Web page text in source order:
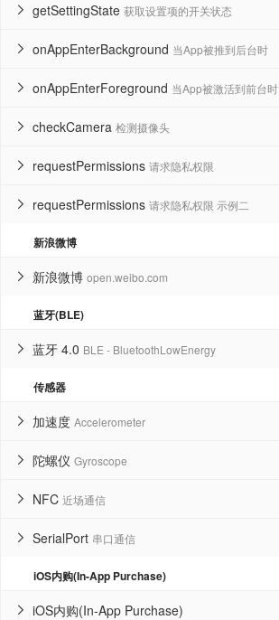
getSettingState 获取设置项的开关状态

onAppEnterBackground 当App被推到后台时

onAppEnterForeground 当App被激活到前台时

checkCamera 检测摄像头

requestPermissions 请求隐私权限

requestPermissions 请求隐私权限 示例二

新浪微博
新浪微博 open.weibo.com

蓝牙(BLE)
蓝牙 4.0 BLE - BluetoothLowEnergy

传感器
加速度 Accelerometer

陀螺仪 Gyroscope

NFC 近场通信

SerialPort 串口通信

iOS内购(In-App Purchase)
iOS内购(In-App Purchase)
